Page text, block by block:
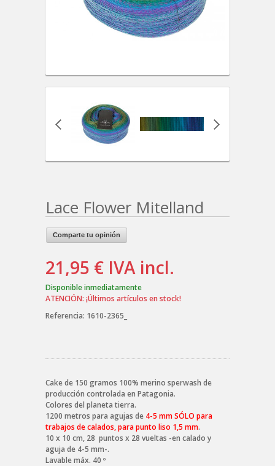
Lace Flower Mitelland
Comparte tu opinión
21,95 € IVA incl.
Disponible inmediatamente
ATENCIÓN: ¡Últimos artículos en stock!
Referencia: 1610-2365_
Cake de 150 gramos 100% merino sperwash de
producción controlada en Patagonia.
Colores del planeta tierra.
1200 metros para agujas de 4-5 mm SÓLO para
trabajos de calados, para punto liso 1,5 mm.
10 x 10 cm, 28 puntos x 28 vueltas -en calado y
aguja de 4-5 mm-.
Lavable máx. 40 º